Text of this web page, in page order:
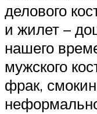
делового
и жилет –
нашего
мужского
фрак,